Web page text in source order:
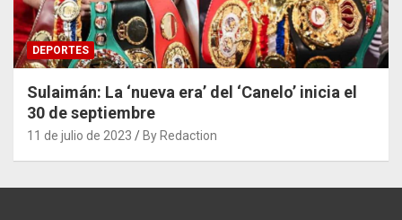
DEPORTES
Sulaimán: La ‘nueva era’ del ‘Canelo’ inicia el
30 de septiembre
11 de julio de 2023 By Redaction